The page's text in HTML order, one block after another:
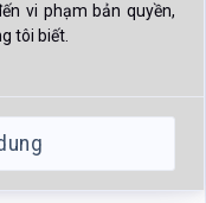
vi phạm bản quyền,
tôi biết.